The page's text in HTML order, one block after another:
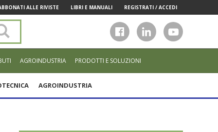
ALLE RIVISTE LIBRI E MANUALI REGISTRATI / ACCEDI
sito
AGROINDUSTRIA PRODOTTI E SOLUZIONI
AGROINDUSTRIA